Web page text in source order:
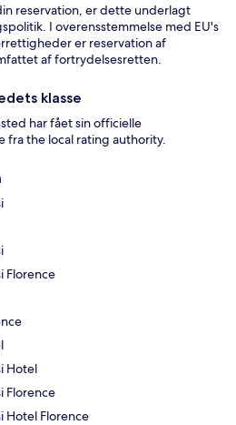
reservation, er dette underlagt
I overensstemmelse med EU's
er reservation af
af fortrydelsesretten.
klasse
har fået sin officielle
fra the local rating authority.
Florence
Hotel
Florence
Hotel Florence